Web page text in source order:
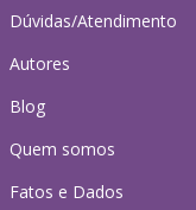
Dúvidas/Atendimento
Autores
Blog
Quem somos
Fatos e Dados